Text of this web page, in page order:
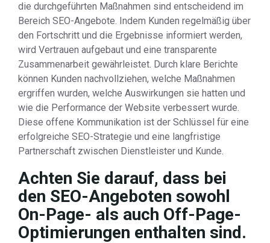
die durchgeführten Maßnahmen sind entscheidend im
Bereich SEO-Angebote. Indem Kunden regelmäßig über
den Fortschritt und die Ergebnisse informiert werden,
wird Vertrauen aufgebaut und eine transparente
Zusammenarbeit gewährleistet. Durch klare Berichte
können Kunden nachvollziehen, welche Maßnahmen
ergriffen wurden, welche Auswirkungen sie hatten und
wie die Performance der Website verbessert wurde.
Diese offene Kommunikation ist der Schlüssel für eine
erfolgreiche SEO-Strategie und eine langfristige
Partnerschaft zwischen Dienstleister und Kunde.
Achten Sie darauf, dass bei
den SEO-Angeboten sowohl
On-Page- als auch Off-Page-
Optimierungen enthalten sind.